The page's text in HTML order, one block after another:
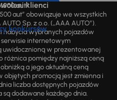
klienci
konkursów
aut”
aut” obowiązuje we wszystkich
Sp. z o.o. („AAA AUTO”).
nabycia wybranych pojazdów
internetowym
uwidocznioną w prezentowanej
różnica pomiędzy najniższą ceną
a jego aktualną ceną
objętych promocją jest zmienna i
liczba dostępnych pojazdów
są dodawane każdego dnia.